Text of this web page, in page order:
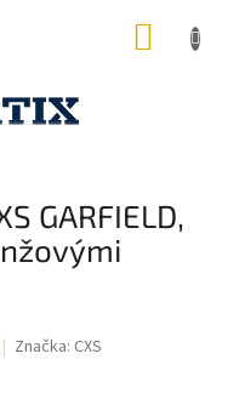
GARFIELD,
Značka: CXS